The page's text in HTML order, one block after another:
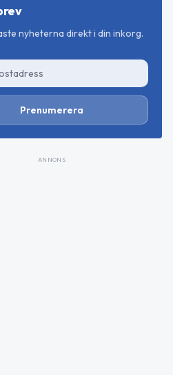
nyheterna direkt i din inkorg.
Prenumerera
ANNONS